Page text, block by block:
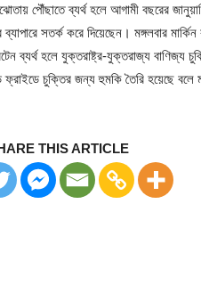
পৌঁছাতে ব্যর্থ হলে আগামী বছরের
সতর্ক করে দিয়েছেন। মঙ্গলবার
ব্যর্থ হলে যুক্তরাষ্ট্র-যুক্তরাজ্য বাণিজ্য
চুক্তির জন্য হুমকি তৈরি হয়েছে বলে
THIS ARTICLE